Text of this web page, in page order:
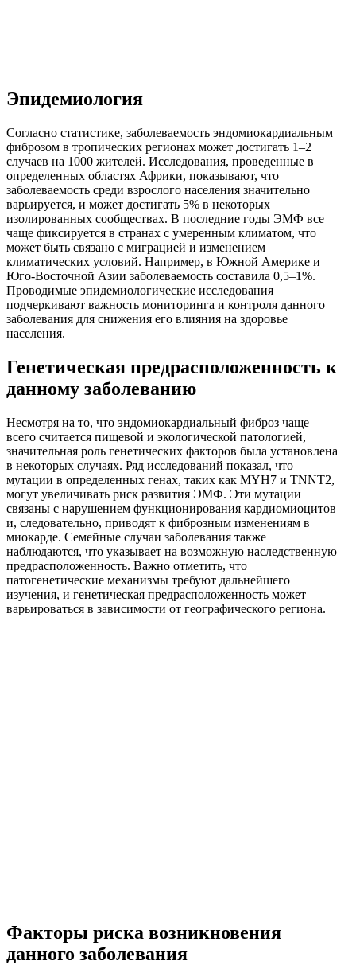
Эпидемиология
Согласно статистике, заболеваемость эндомиокардиальным
фиброзом в тропических регионах может достигать 1–2
случаев на 1000 жителей. Исследования, проведенные в
определенных областях Африки, показывают, что
заболеваемость среди взрослого населения значительно
варьируется, и может достигать 5% в некоторых
изолированных сообществах. В последние годы ЭМФ все
чаще фиксируется в странах с умеренным климатом, что
может быть связано с миграцией и изменением
климатических условий. Например, в Южной Америке и
Юго-Восточной Азии заболеваемость составила 0,5–1%.
Проводимые эпидемиологические исследования
подчеркивают важность мониторинга и контроля данного
заболевания для снижения его влияния на здоровье
населения.
Генетическая предрасположенность к
данному заболеванию
Несмотря на то, что эндомиокардиальный фиброз чаще
всего считается пищевой и экологической патологией,
значительная роль генетических факторов была установлена
в некоторых случаях. Ряд исследований показал, что
мутации в определенных генах, таких как MYH7 и TNNT2,
могут увеличивать риск развития ЭМФ. Эти мутации
связаны с нарушением функционирования кардиомиоцитов
и, следовательно, приводят к фиброзным изменениям в
миокарде. Семейные случаи заболевания также
наблюдаются, что указывает на возможную наследственную
предрасположенность. Важно отметить, что
патогенетические механизмы требуют дальнейшего
изучения, и генетическая предрасположенность может
варьироваться в зависимости от географического региона.
Факторы риска возникновения
данного заболевания